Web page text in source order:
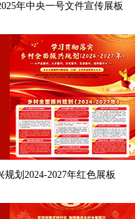
年中央一号文件宣传展板
规划2024-2027年红色展板